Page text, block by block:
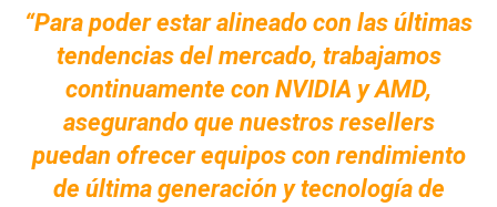
“Para poder estar alineado con las últimas
tendencias del mercado, trabajamos
continuamente con NVIDIA y AMD,
asegurando que nuestros resellers
puedan ofrecer equipos con rendimiento
de última generación y tecnología de